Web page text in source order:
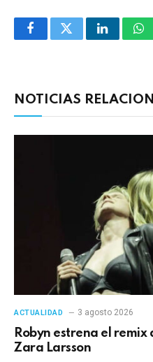
FacebookTwitterLinkedIn
NOTICIAS
ACTUALIDAD 3 agosto 2026
Robyn estrena el remix
Zara Larsson